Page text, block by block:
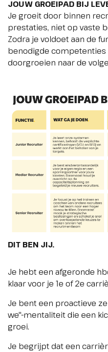
JOUW GROEIPAD BIJ
Je groeit door binnen
prestaties, niet op vaste
Zodra je voldoet aan de
benodigde competenties
doorgroeien naar de
DIT BEN JIJ.
Je hebt een afgeronde
klaar voor je 1e of 2e
Je bent een proactieve
we"-mentaliteit die een
groei.
Je begrijpt dat een